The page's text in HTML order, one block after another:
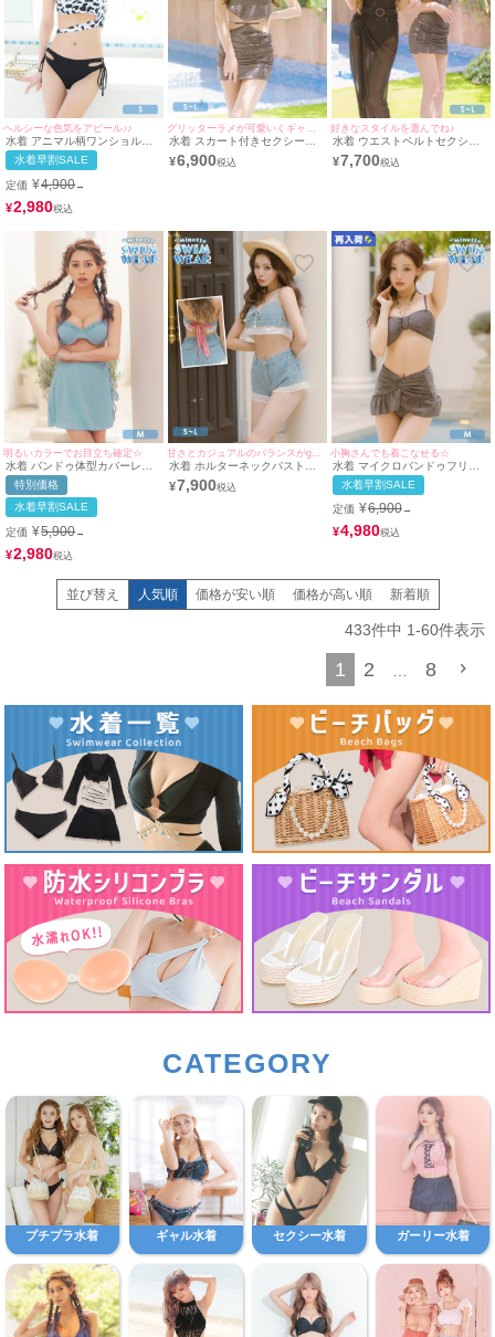
ヘルシーな色気をアピール♪♪
水着 アニマル柄ワンショル風
モノトーンカットアウトビスチ
ェギャルビキニ
水着早割SALE
定価 ¥4,900→
¥2,980
水着 スカート付きセクシーホ
ルターネックドレープグリッタ
ーラメビスチェギャルタンキニ
¥6,900
好きなスタイルを選んでね♪
水着 ウエストベルトセクシー
シアースカート付きモノキニビ
キニ&ホルターネックビスチェ
¥7,700
明るいカラーでお目立ち確定☆
水着 バンドゥ体型カバーレー
スアップフレアスカートワッフ
ルギャルビキニ
特別価格
水着早割SALE
定価 ¥5,900→
¥2,980
水着 ホルターネックバストレ
ースアップバックギンガムチェ
ックリボン×ショートパンツコ
¥7,900
小胸さんでも着こなせる☆
水着 マイクロバンドゥフリル
ミニスカート風グリッターラメ
ホルターネックギャルビキニ
水着早割SALE
定価 ¥6,900→
¥4,980
並び替え 人気順 価格が安い順 価格が高い順 新着順
433件中 1-60件表示
1 2 … 8
CATEGORY
プチプラ水着 ギャル水着 セクシー水着 ガーリー水着